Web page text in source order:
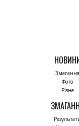
Змагання
Фото
Різне